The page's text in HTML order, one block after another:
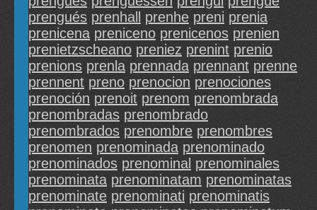
prengués prenhall prenhe preni prenia
prenicena preniceno prenicenos prenien
prenietzscheano preniez prenint prenio
prenions prenla prennada prennant prenne
prennent preno prenocion prenociones
prenoción prenoit prenom prenombrada
prenombradas prenombrado
prenombrados prenombre prenombres
prenomen prenominada prenominado
prenominados prenominal prenominales
prenominata prenominatam prenominatas
prenominate prenominati prenominatis